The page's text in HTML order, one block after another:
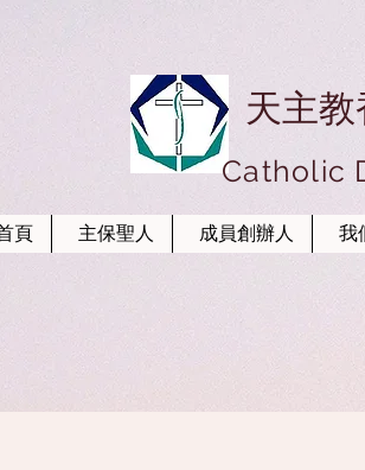
天主
Catholic
頁 主保聖人 成員創辦人 我